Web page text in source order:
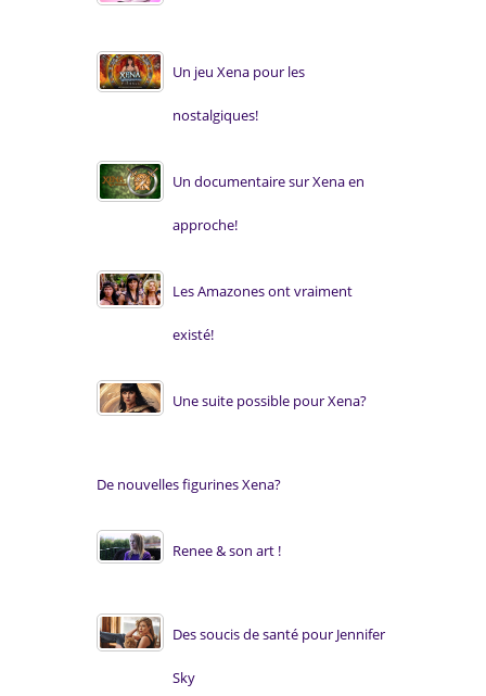
Un jeu Xena pour les
nostalgiques!
Un documentaire sur Xena en
approche!
Les Amazones ont vraiment
existé!
Une suite possible pour Xena?
De nouvelles figurines Xena?
Renee & son art !
Des soucis de santé pour Jennifer
Sky